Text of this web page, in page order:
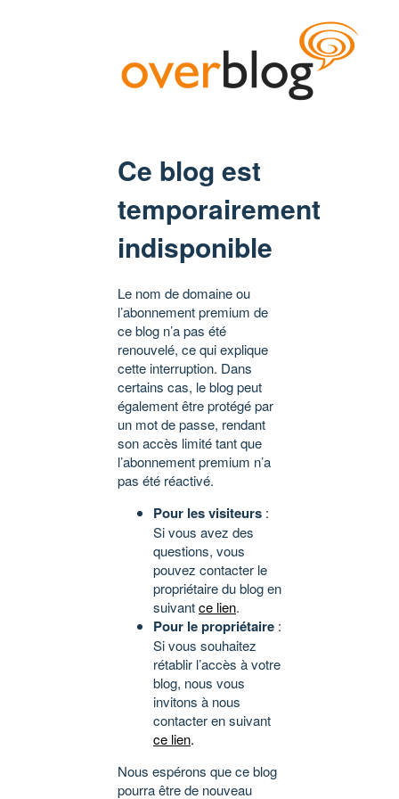
Ce blog est
temporairement
indisponible
Le nom de domaine ou
l’abonnement premium de
ce blog n’a pas été
renouvelé, ce qui explique
cette interruption. Dans
certains cas, le blog peut
également être protégé par
un mot de passe, rendant
son accès limité tant que
l’abonnement premium n’a
pas été réactivé.
Pour les visiteurs :
Si vous avez des
questions, vous
pouvez contacter le
propriétaire du blog en
suivantce lien.
Pour le propriétaire :
Si vous souhaitez
rétablir l’accès à votre
blog, nous vous
invitons à nous
contacter en suivant
ce lien.
Nous espérons que ce blog
pourra être de nouveau